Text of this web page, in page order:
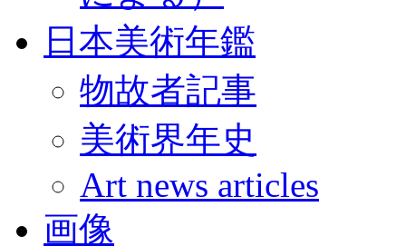
日本美術年鑑
物故者記事
美術界年史
Art news articles
画像